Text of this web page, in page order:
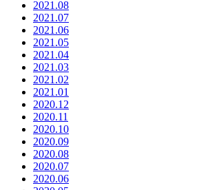
2021.08
2021.07
2021.06
2021.05
2021.04
2021.03
2021.02
2021.01
2020.12
2020.11
2020.10
2020.09
2020.08
2020.07
2020.06